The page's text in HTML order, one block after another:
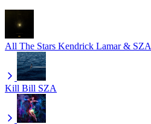
All The Stars Kendrick Lamar & SZA
Kill Bill SZA